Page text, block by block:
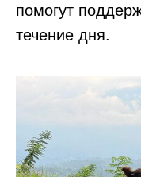
помогут
течение дня.